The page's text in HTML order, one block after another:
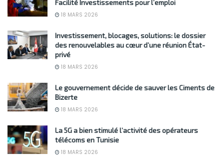
Facilité Investissements pour l’emploi
18 MARS 2026
Investissement, blocages, solutions: le dossier
des renouvelables au cœur d’une réunion État-
privé
18 MARS 2026
Le gouvernement décide de sauver les Ciments de
Bizerte
18 MARS 2026
La 5G a bien stimulé l’activité des opérateurs
télécoms en Tunisie
18 MARS 2026